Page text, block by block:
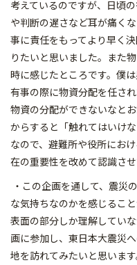
考えているのですが、日頃
や判断の遅さなど耳が痛く
事に責任をもってより早く
りたいと思いました。また
時に感じたところです。僕
有事の際に物資分配を任さ
物資の分配ができないなと
からすると「触れてはいけ
なので、避難所や役所にお
在の重要性を改めて認識させ
・この企画を通して、震災
な気持ちなのかを感じるこ
表面の部分しか理解してい
画に参加し、東日本大震災
地を訪れてみたいと思いま